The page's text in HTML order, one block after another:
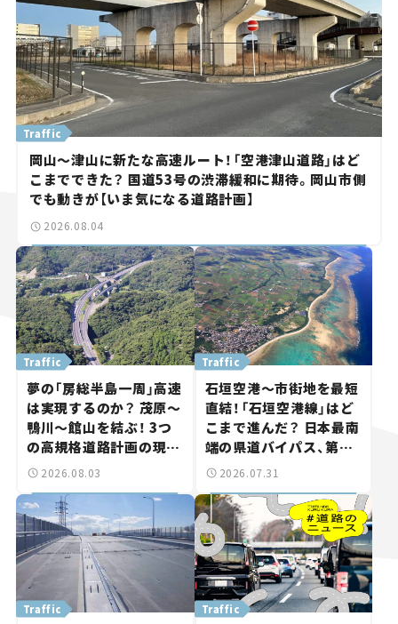
Traffic
岡山～津山に新たな高速ルート！「空港津山道路」はど
こまでできた？ 国道53号の渋滞緩和に期待。岡山市側
でも動きが【いま気になる道路計画】
2026.08.04
Traffic
夢の「房総半島一周」高速
は実現するのか？ 茂原～
鴨川～館山を結ぶ！ 3つ
の高規格道路計画の現
状。「館山鴨川道路」で検
路計画】
2026.08.03
Traffic
石垣空港～市街地を最短
直結！「石垣空港線」はど
こまで進んだ？ 日本最南
端の県道バイパス、第2
工区も延伸開通 【いま気
2026.07.31
Traffic Traffic